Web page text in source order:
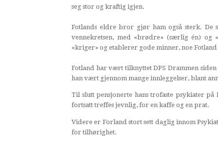
seg stor og kraftig igjen.
Fotlands eldre bror gjør ham også sterk. De
vennekretsen, med «brødre» (særlig én) og
«kriger» og etablerer gode minner, noe
Fotland har vært tilknyttet DPS Drammen
han vært gjennom mange innleggelser, blant
Til slutt pensjonerte hans trofaste psykiater på
fortsatt treffes jevnlig, for en kaffe og en prat.
Videre er Forland stort sett daglig innom
for tilhørighet.